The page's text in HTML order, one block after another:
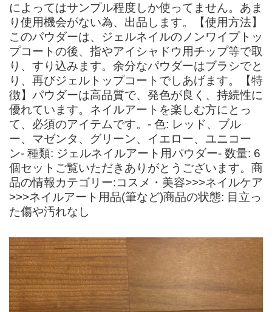
によってはサンプル程度しか使ってません。あま
り使用機会がない為、出品します。【使用方法】
このパウダーは、ジェルネイルのノンワイプトッ
プコートの後、指やアイシャドウ用チップ等で取
り、すり込みます。余分なパウダーはブラシでと
り、再びジェルトップコートでしあげます。【特
徴】パウダーは高品質で、発色が良く、持続性に
優れています。ネイルアートを楽しむ方にとっ
て、必須のアイテムです。- 色: レッド、ブル
ー、マゼンタ、グリーン、イエロー、ユニコー
ン- 種類: ジェルネイルアート用パウダー- 数量: 6
個セットご覧いただきありがとうございます。商
品の情報カテゴリー:コスメ・美容>>>ネイルケア
>>>ネイルアート用品(筆など)商品の状態: 目立っ
た傷や汚れなし